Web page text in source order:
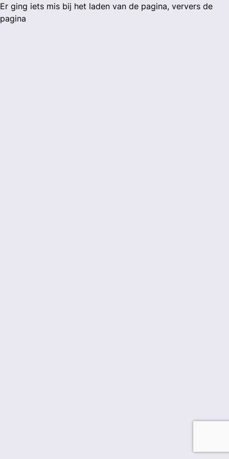
Er ging iets mis bij het laden van de pagina, ververs de
pagina